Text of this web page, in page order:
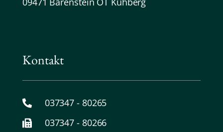
Kontakt
037347 - 80265
037347 - 80266